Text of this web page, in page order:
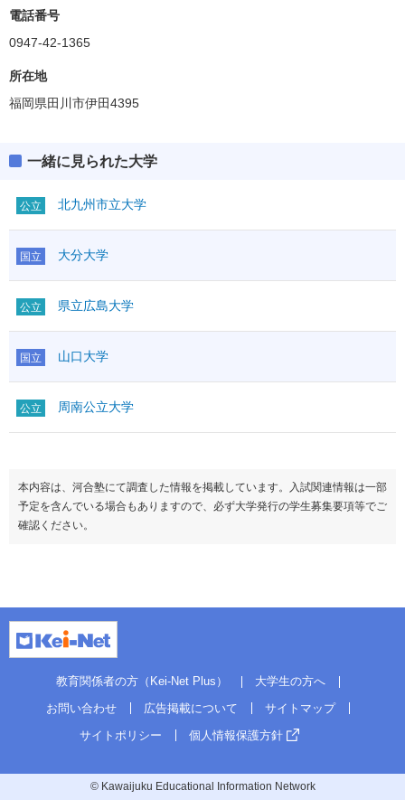
電話番号
0947-42-1365
所在地
福岡県田川市伊田4395
一緒に見られた大学
公立 北九州市立大学
国立 大分大学
公立 県立広島大学
国立 山口大学
公立 周南公立大学
本内容は、河合塾にて調査した情報を掲載しています。入試関連情報は一部
予定を含んでいる場合もありますので、必ず大学発行の学生募集要項等でご
確認ください。
教育関係者の方（Kei-Net Plus）
大学生の方へ
お問い合わせ
広告掲載について
サイトマップ
サイトポリシー
個人情報保護方針
© Kawaijuku Educational Information Network